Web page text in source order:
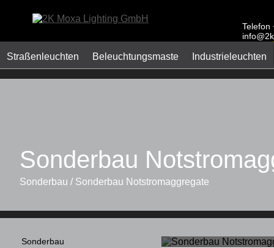
Telefon
Straßenleuchten Beleuchtungsmaste Industrieleuchten
Sonderbau
Sonderbau / Sonderbau Notstromaggregate
Sonderbau